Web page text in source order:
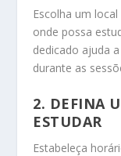
Escolha um
onde possa
dedicado ajuda
durante as
2. DEFINA
ESTUDAR
Estabeleça